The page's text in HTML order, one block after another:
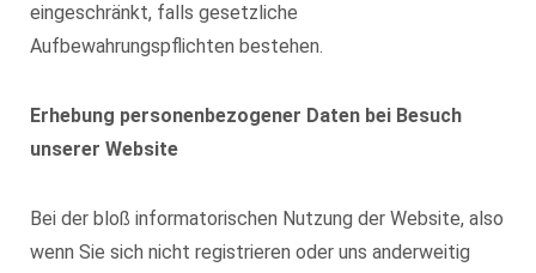
eingeschränkt, falls gesetzliche
Aufbewahrungspflichten bestehen.
Erhebung personenbezogener Daten bei Besuch
unserer Website
Bei der bloß informatorischen Nutzung der Website, also
wenn Sie sich nicht registrieren oder uns anderweitig